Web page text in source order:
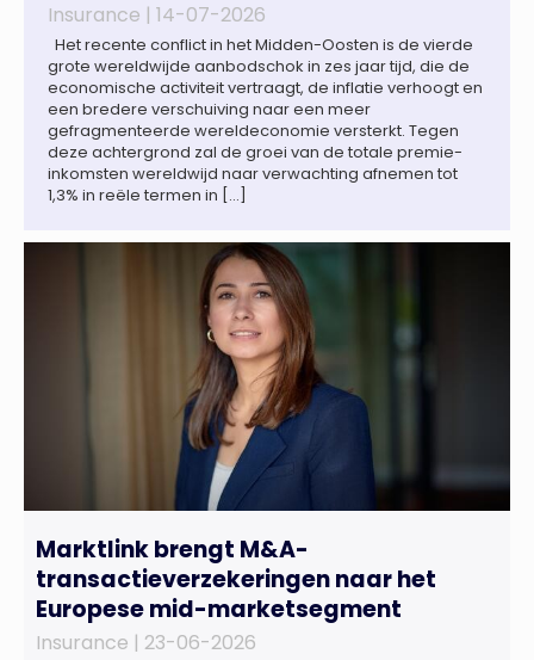
Insurance | 14-07-2026
Het recente conflict in het Midden-Oosten is de vierde
grote wereldwijde aanbodschok in zes jaar tijd, die de
economische activiteit vertraagt, de inflatie verhoogt en
een bredere verschuiving naar een meer
gefragmenteerde wereldeconomie versterkt. Tegen
deze achtergrond zal de groei van de totale premie-
inkomsten wereldwijd naar verwachting afnemen tot
1,3% in reële termen in […]
Marktlink brengt M&A-
transactieverzekeringen naar het
Europese mid-marketsegment
Insurance | 23-06-2026